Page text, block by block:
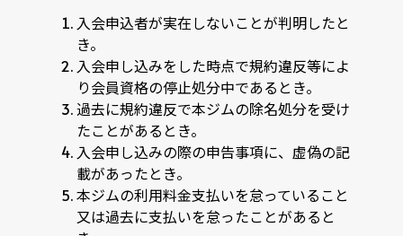
入会申込者が実在しないことが判明したと
き。
入会申し込みをした時点で規約違反等によ
り会員資格の停止処分中であるとき。
過去に規約違反で本ジムの除名処分を受け
たことがあるとき。
入会申し込みの際の申告事項に、虚偽の記
載があったとき。
本ジムの利用料金支払いを怠っていること
又は過去に支払いを怠ったことがあると